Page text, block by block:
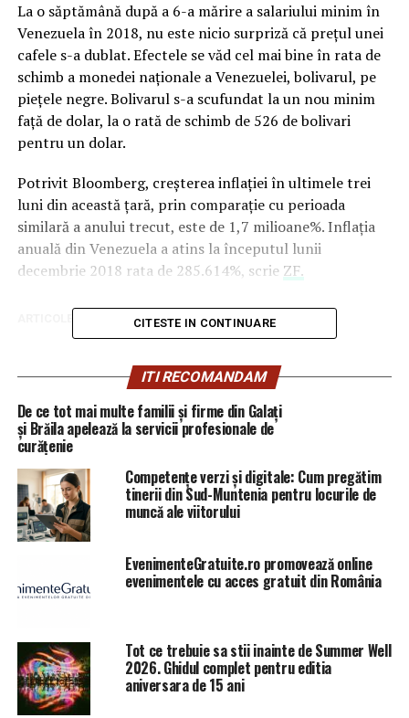
La o săptămână după a 6-a mărire a salariului minim în
Venezuela în 2018, nu este nicio surpriză că preţul unei
cafele s-a dublat. Efectele se văd cel mai bine în rata de
schimb a monedei naţionale a Venezuelei, bolivarul, pe
pieţele negre. Bolivarul s-a scufundat la un nou minim
faţă de dolar, la o rată de schimb de 526 de bolivari
pentru un dolar.
Potrivit Bloomberg, creşterea inflaţiei în ultimele trei
luni din această ţară, prin comparaţie cu perioada
similară a anului trecut, este de 1,7 milioane%. Inflaţia
anuală din Venezuela a atins la începutul lunii
decembrie 2018 rata de 285.614%, scrie ZF.
ARTICOLE PE ACEIASI TEMA: PRIMA
Zodiile care se bucură de o schimbare favorabilă în viață
/ Comisarul de Prahova – Comisarul de Prahova
NU RATATI
La 3 ani si 7 luni de cand ofiterul (r) SRI Adrian Radu a
semnalat public ilegalitatea mandatelor obtinute de
SRI, Curtea Constitutionala ii da din nou dreptate!
CITESTE IN CONTINUARE
ITI RECOMANDAM
De ce tot mai multe familii și firme din Galați
și Brăila apelează la servicii profesionale de
curățenie
Competențe verzi și digitale: Cum pregătim
tinerii din Sud-Muntenia pentru locurile de
muncă ale viitorului
EvenimenteGratuite.ro promovează online
evenimentele cu acces gratuit din România
Tot ce trebuie sa stii inainte de Summer Well
2026. Ghidul complet pentru editia
aniversara de 15 ani